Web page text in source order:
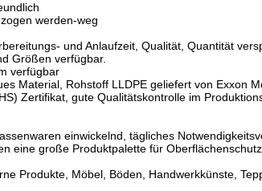
werden-weg
und Anlaufzeit, Qualität, Quantität
Größen verfügbar.
verfügbar
Material, Rohstoff LLDPE geliefert von Exxon
Zertifikat, gute Qualitätskontrolle im
einwickelnd, tägliches
eine große Produktpalette für
Produkte, Möbel, Böden, Handwerkkünste,